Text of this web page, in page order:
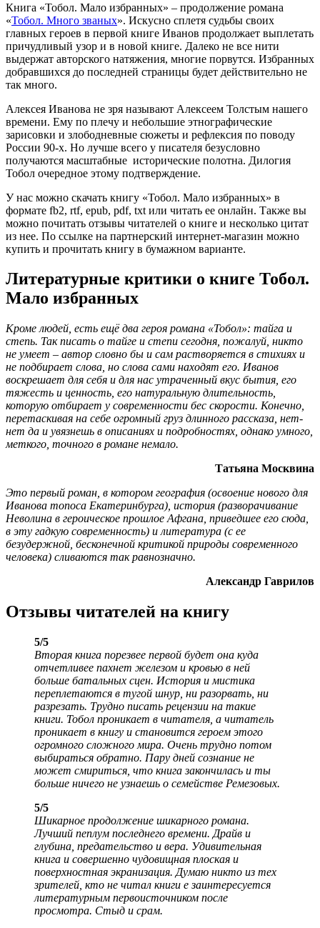
Книга «Тобол. Мало избранных» – продолжение романа
«Тобол. Много званых». Искусно сплетя судьбы своих
главных героев в первой книге Иванов продолжает выплетать
причудливый узор и в новой книге. Далеко не все нити
выдержат авторского натяжения, многие порвутся. Избранных
добравшихся до последней страницы будет действительно не
так много.
Алексея Иванова не зря называют Алексеем Толстым нашего
времени. Ему по плечу и небольшие этнографические
зарисовки и злободневные сюжеты и рефлексия по поводу
России 90-х. Но лучше всего у писателя безусловно
получаются масштабные исторические полотна. Дилогия
Тобол очередное этому подтверждение.
У нас можно скачать книгу «Тобол. Мало избранных» в
формате fb2, rtf, epub, pdf, txt или читать ее онлайн. Также вы
можно почитать отзывы читателей о книге и несколько цитат
из нее. По ссылке на партнерский интернет-магазин можно
купить и прочитать книгу в бумажном варианте.
Литературные критики о книге Тобол.
Мало избранных
Кроме людей, есть ещё два героя романа «Тобол»: тайга и
степь. Так писать о тайге и степи сегодня, пожалуй, никто
не умеет – автор словно бы и сам растворяется в стихиях и
не подбирает слова, но слова сами находят его. Иванов
воскрешает для себя и для нас утраченный вкус бытия, его
тяжесть и ценность, его натуральную длительность,
которую отбирает у современности бес скорости. Конечно,
перетаскивая на себе огромный груз длинного рассказа, нет-
нет да и увязнешь в описаниях и подробностях, однако умного,
меткого, точного в романе немало.
Татьяна Москвина
Это первый роман, в котором география (освоение нового для
Иванова топоса Екатеринбурга), история (разворачивание
Неволина в героическое прошлое Афгана, приведшее его сюда,
в эту гадкую современность) и литература (с ее
безудержной, бесконечной критикой природы современного
человека) сливаются так равнозначно.
Александр Гаврилов
Отзывы читателей на книгу
5/5
Вторая книга порезвее первой будет она куда
отчетливее пахнет железом и кровью в ней
больше батальных сцен. История и мистика
переплетаются в тугой шнур, ни разорвать, ни
разрезать. Трудно писать рецензии на такие
книги. Тобол проникает в читателя, а читатель
проникает в книгу и становится героем этого
огромного сложного мира. Очень трудно потом
выбираться обратно. Пару дней сознание не
может смириться, что книга закончилась и ты
больше ничего не узнаешь о семействе Ремезовых.
5/5
Шикарное продолжение шикарного романа.
Лучший пеплум последнего времени. Драйв и
глубина, предательство и вера. Удивительная
книга и совершенно чудовищная плоская и
поверхностная экранизация. Думаю никто из тех
зрителей, кто не читал книги е заинтересуется
литературным первоисточником после
просмотра. Стыд и срам.